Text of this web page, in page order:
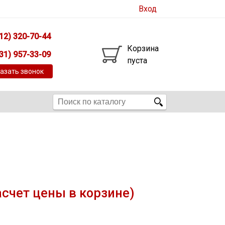
Вход
320-70-44
957-33-09
звонок
Корзина
пуста
цены в корзине)